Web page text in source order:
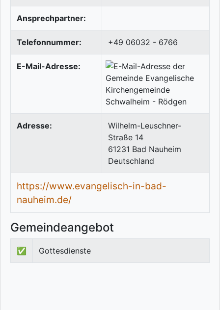
Ansprechpartner:
Telefonnummer: +49 06032 - 6766
E-Mail-Adresse:
Adresse:
Wilhelm-Leuschner-
Straße 14
61231 Bad Nauheim
Deutschland
https://www.evangelisch-in-bad-
nauheim.de/
Gemeindeangebot
✅ Gottesdienste